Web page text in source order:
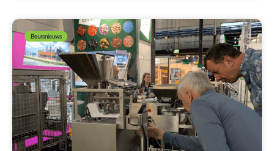
Beursnieuws